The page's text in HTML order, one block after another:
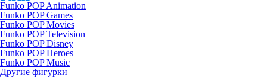
Funko POP Animation
Funko POP Games
Funko POP Movies
Funko POP Television
Funko POP Disney
Funko POP Heroes
Funko POP Music
Другие фигурки